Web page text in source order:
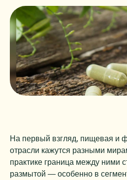
На первый взгляд, пищевая и
отрасли кажутся разными
практике граница между ними
размытой — особенно в